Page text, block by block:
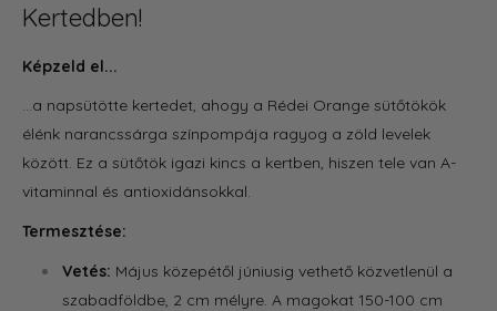
Kertedben!
Képzeld el...
...a napsütötte kertedet, ahogy a Rédei Orange sütőtökök
élénk narancssárga színpompája ragyog a zöld levelek
között. Ez a sütőtök igazi kincs a kertben, hiszen tele van A-
vitaminnal és antioxidánsokkal.
Termesztése:
Vetés: Május közepétől júniusig vethető közvetlenül a
szabadföldbe, 2 cm mélyre. A magokat 150-100 cm